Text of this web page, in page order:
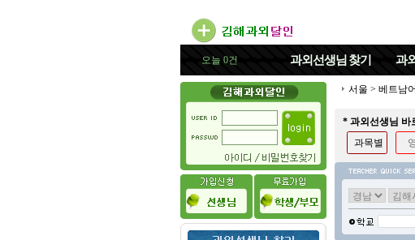
오늘 0건 과외선생님 찾기 과
서울 > 베트남
* 과외선생님 바
과목별